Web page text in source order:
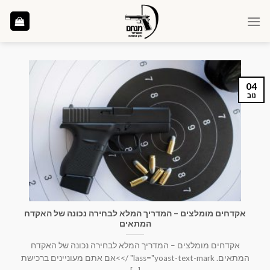
אקדחים מומלצים – המדריך המלא לבחירה נכונה של האקדח
המתאים
אקדחים מומלצים – המדריך המלא לבחירה נכונה של האקדח
המתאים. lass="yoast-text-mark" />>אם אתם מעוניינים ברכישת
04
נוב